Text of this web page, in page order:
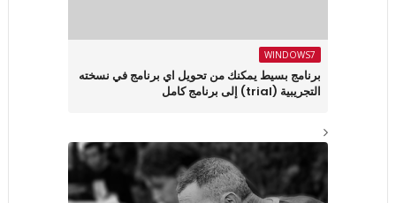
WINDOWS7
برنامج بسيط يمكنك من تحويل اي برنامج في نسخته
التجريبية (trial) إلى برنامج كامل